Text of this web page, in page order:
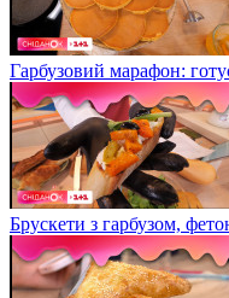
Гарбузовий марафон:
Брускети з гарбузом,